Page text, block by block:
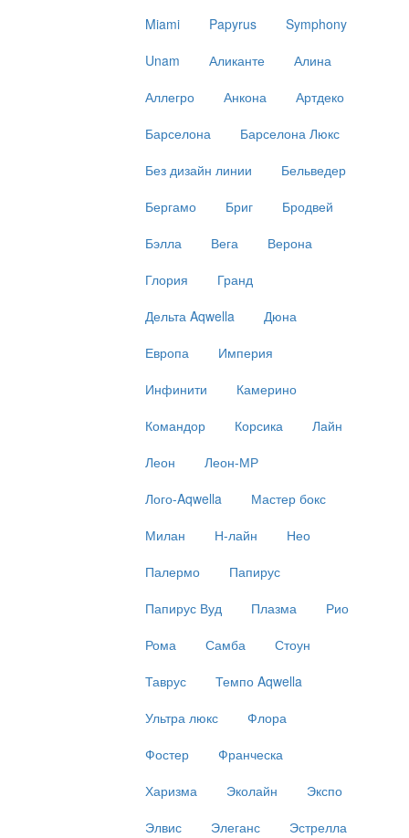
Miami
Papyrus
Symphony
Unam
Аликанте
Алина
Аллегро
Анкона
Артдеко
Барселона
Барселона Люкс
Без дизайн линии
Бельведер
Бергамо
Бриг
Бродвей
Бэлла
Вега
Верона
Глория
Гранд
Дельта Aqwella
Дюна
Европа
Империя
Инфинити
Камерино
Командор
Корсика
Лайн
Леон
Леон-МР
Лого-Aqwella
Мастер бокс
Милан
Н-лайн
Нео
Палермо
Папирус
Папирус Вуд
Плазма
Рио
Рома
Самба
Стоун
Таврус
Темпо Aqwella
Ультра люкс
Флора
Фостер
Франческа
Харизма
Эколайн
Экспо
Элвис
Элеганс Эстрелла